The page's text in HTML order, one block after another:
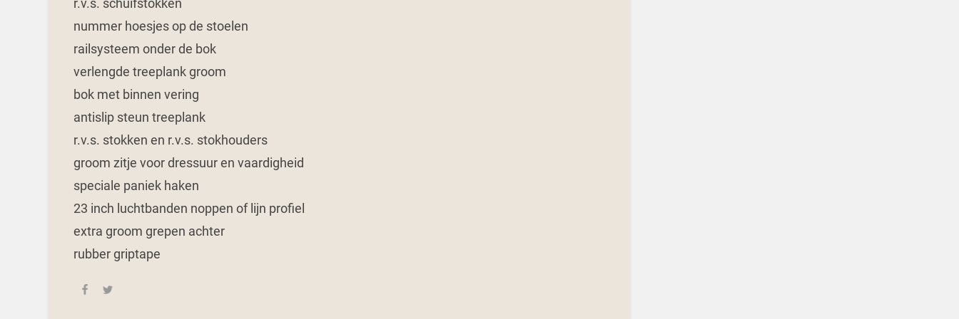
r.v.s. schuifstokken
nummer hoesjes op de stoelen
railsysteem onder de bok
verlengde treeplank groom
bok met binnen vering
antislip steun treeplank
r.v.s. stokken en r.v.s. stokhouders
groom zitje voor dressuur en vaardigheid
speciale paniek haken
23 inch luchtbanden noppen of lijn profiel
extra groom grepen achter
rubber griptape